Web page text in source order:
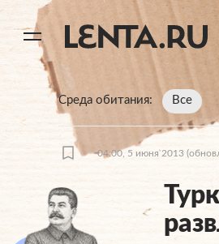
Среда обитания Все
04:00, 5 июня 2013